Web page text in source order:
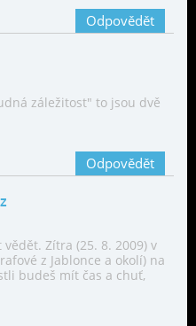
Odpovědět
záležitost" to jsou dvě
Odpovědět
Zítra (25. 8. 2009) v
z Jablonce a okolí) na
budeš mít čas a chuť,